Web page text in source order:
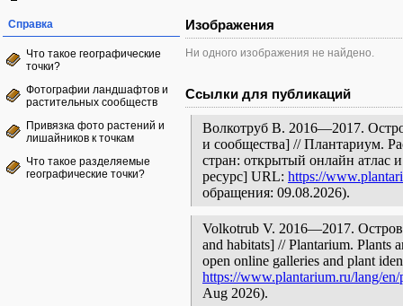
Справка
Что такое географические
точки?
Фотографии ландшафтов и
растительных сообществ
Привязка фото растений и
лишайников к точкам
Что такое разделяемые
географические точки?
Изображения
Ни одного изображения не найдено.
Ссылки для публикаций
Волкотруб В. 2016—2017.
и сообщества] // Плантариум.
стран: открытый онлайн атлас
ресурс] URL: https://
обращения: 09.08.2026).
Volkotrub V. 2016—2017. Остров
and habitats] // Plantarium. Plants
open online galleries and plant
https://www.plantarium.ru/lang/
Aug 2026).